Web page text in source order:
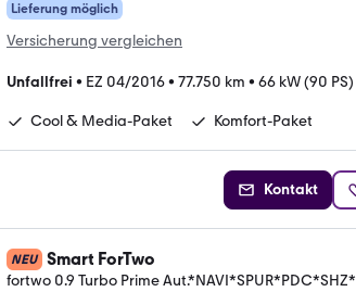
Lieferung möglich
Versicherung vergleichen
Unfallfrei • EZ 04/2016• 77.750 km • 66 kW (90 PS)
Cool & Media-Paket Komfort-Paket
Kontakt
NEU Smart ForTwo
fortwo 0.9 Turbo Prime Aut.*NAVI*SPUR*PDC*SHZ*